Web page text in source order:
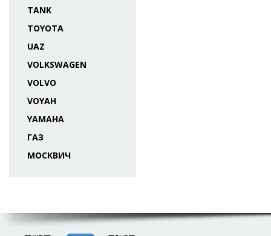
TANK
TOYOTA
UAZ
VOLKSWAGEN
VOLVO
VOYAH
YAMAHA
ГАЗ
МОСКВИЧ